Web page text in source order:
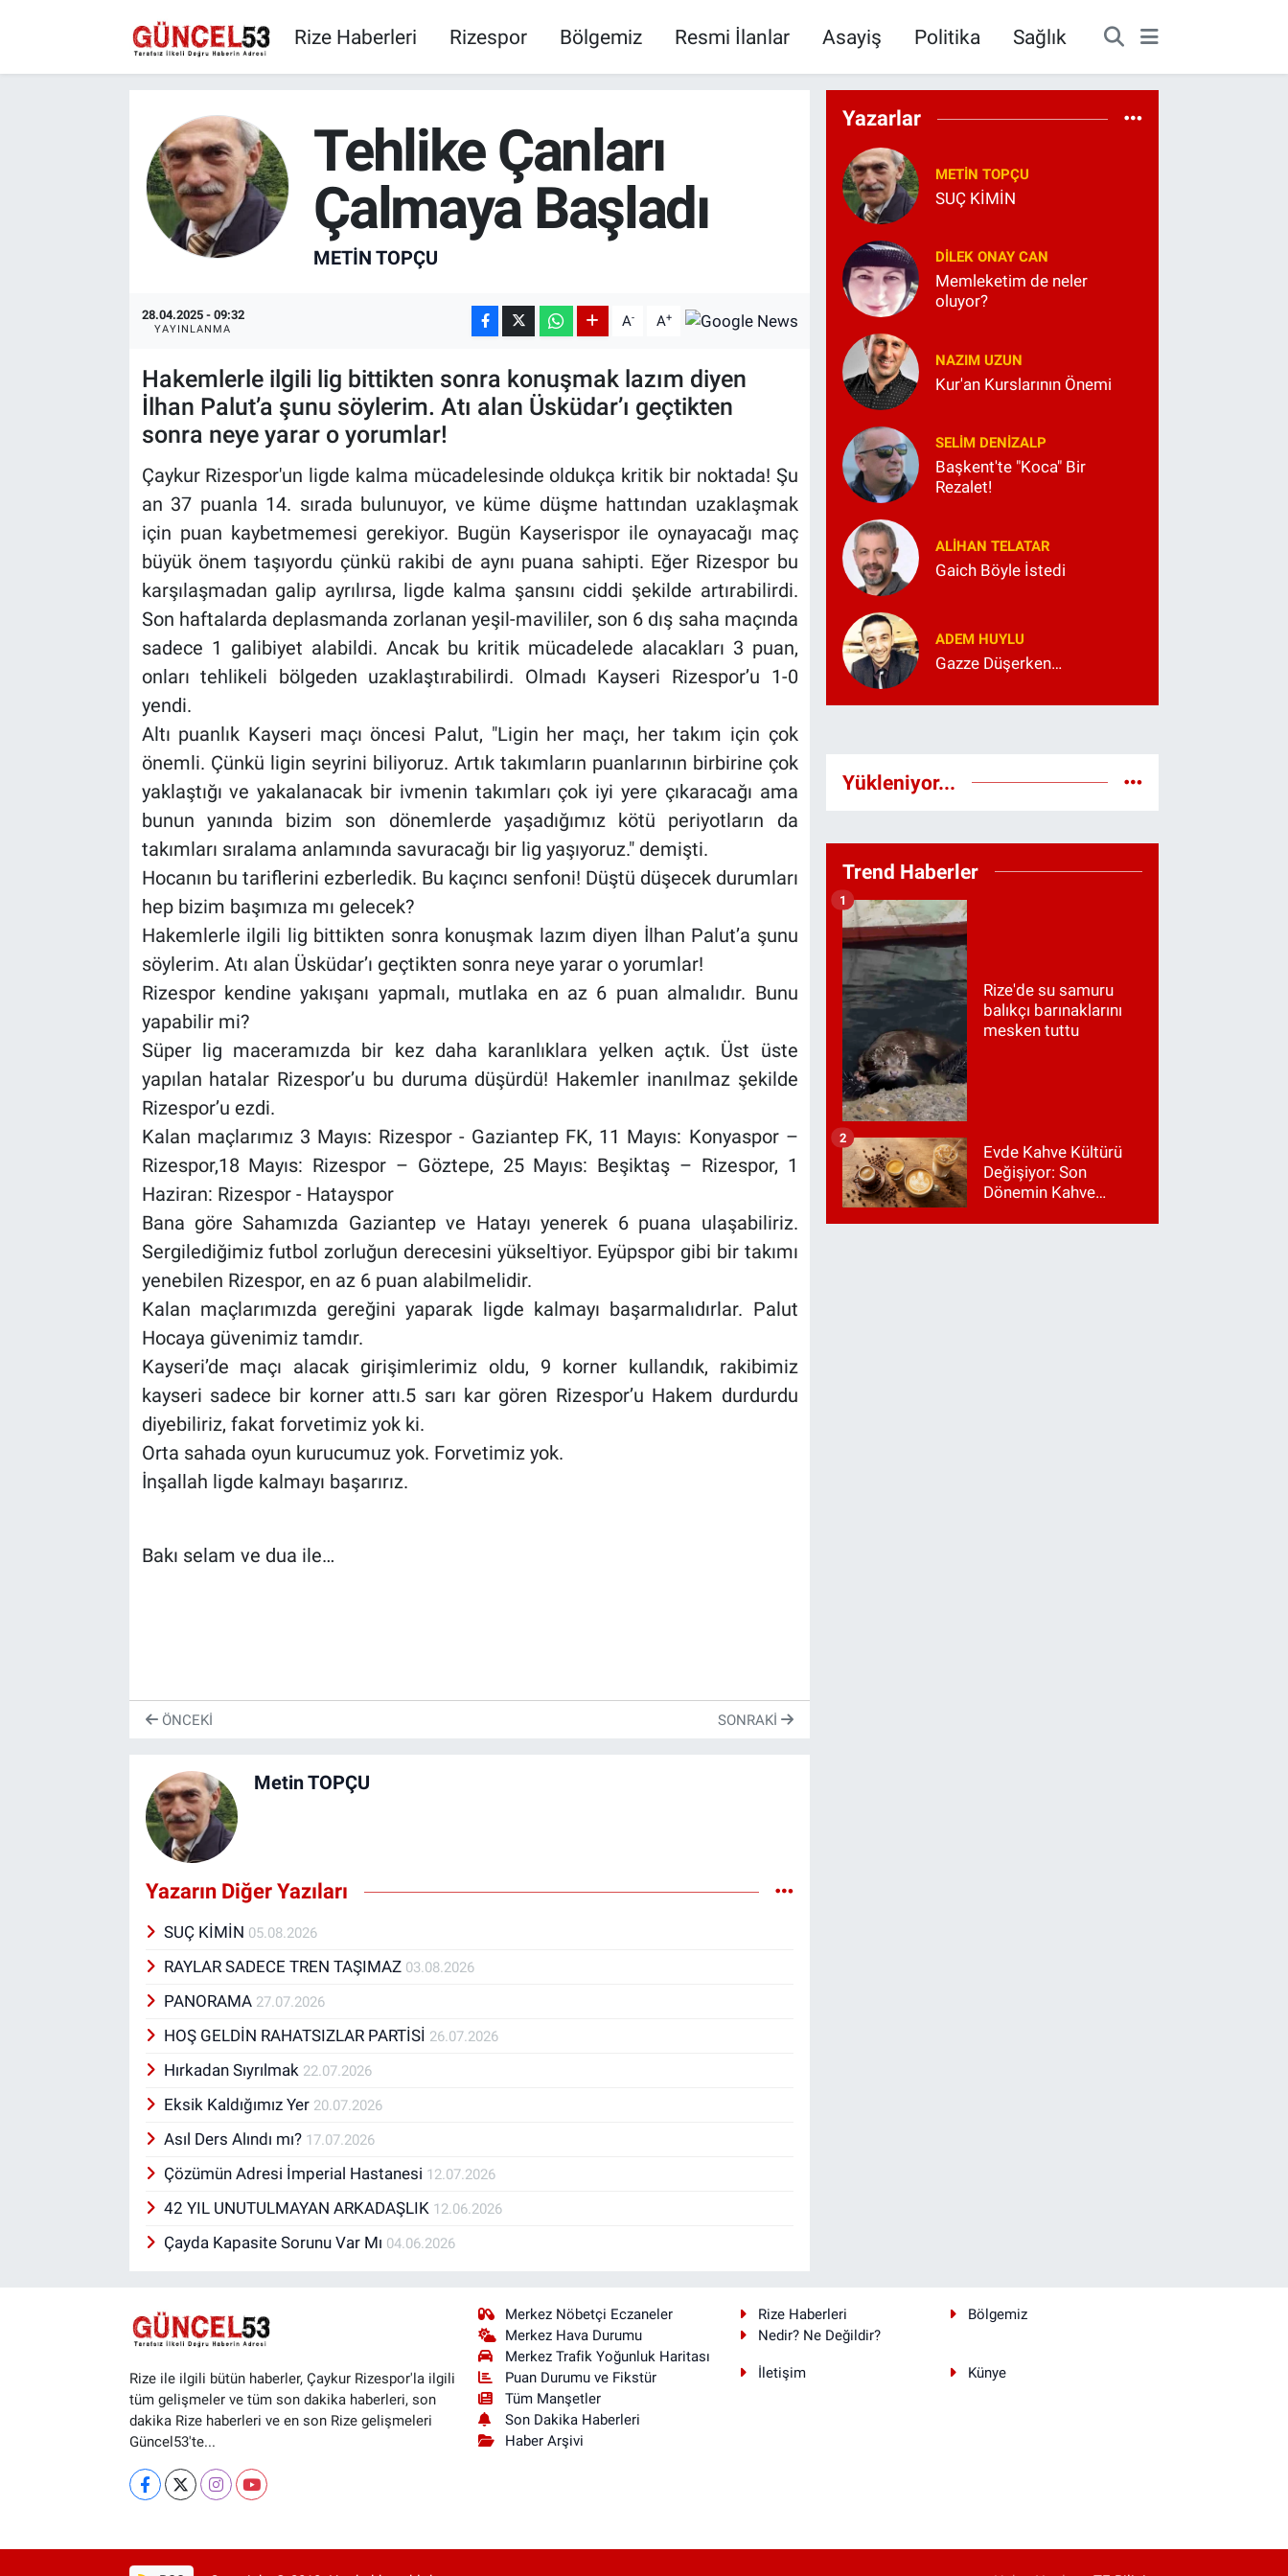
Rize Haberleri Rizespor Bölgemiz Resmi İlanlar Asayiş Politika Sağlık
Tehlike Çanları
Çalmaya Başladı
METIN TOPÇU
28.04.2025 - 09:32
YAYINLANMA A- A+
Hakemlerle ilgili lig bittikten sonra konuşmak lazım diyen
İlhan Palut’a şunu söylerim. Atı alan Üsküdar’ı geçtikten
sonra neye yarar o yorumlar!
Çaykur Rizespor'un ligde kalma mücadelesinde oldukça kritik bir noktada! Şu
an 37 puanla 14. sırada bulunuyor, ve küme düşme hattından uzaklaşmak
için puan kaybetmemesi gerekiyor. Bugün Kayserispor ile oynayacağı maç
büyük önem taşıyordu çünkü rakibi de aynı puana sahipti. Eğer Rizespor bu
karşılaşmadan galip ayrılırsa, ligde kalma şansını ciddi şekilde artırabilirdi.
Son haftalarda deplasmanda zorlanan yeşil-mavililer, son 6 dış saha maçında
sadece 1 galibiyet alabildi. Ancak bu kritik mücadelede alacakları 3 puan,
onları tehlikeli bölgeden uzaklaştırabilirdi. Olmadı Kayseri Rizespor’u 1-0
yendi.
Altı puanlık Kayseri maçı öncesi Palut, "Ligin her maçı, her takım için çok
önemli. Çünkü ligin seyrini biliyoruz. Artık takımların puanlarının birbirine çok
yaklaştığı ve yakalanacak bir ivmenin takımları çok iyi yere çıkaracağı ama
bunun yanında bizim son dönemlerde yaşadığımız kötü periyotların da
takımları sıralama anlamında savuracağı bir lig yaşıyoruz." demişti.
Hocanın bu tariflerini ezberledik. Bu kaçıncı senfoni! Düştü düşecek durumları
hep bizim başımıza mı gelecek?
Hakemlerle ilgili lig bittikten sonra konuşmak lazım diyen İlhan Palut’a şunu
söylerim. Atı alan Üsküdar’ı geçtikten sonra neye yarar o yorumlar!
Rizespor kendine yakışanı yapmalı, mutlaka en az 6 puan almalıdır. Bunu
yapabilir mi?
Süper lig maceramızda bir kez daha karanlıklara yelken açtık. Üst üste
yapılan hatalar Rizespor’u bu duruma düşürdü! Hakemler inanılmaz şekilde
Rizespor’u ezdi.
Kalan maçlarımız 3 Mayıs: Rizespor - Gaziantep FK, 11 Mayıs: Konyaspor –
Rizespor,18 Mayıs: Rizespor – Göztepe, 25 Mayıs: Beşiktaş – Rizespor, 1
Haziran: Rizespor - Hatayspor
Bana göre Sahamızda Gaziantep ve Hatayı yenerek 6 puana ulaşabiliriz.
Sergilediğimiz futbol zorluğun derecesini yükseltiyor. Eyüpspor gibi bir takımı
yenebilen Rizespor, en az 6 puan alabilmelidir.
Kalan maçlarımızda gereğini yaparak ligde kalmayı başarmalıdırlar. Palut
Hocaya güvenimiz tamdır.
Kayseri’de maçı alacak girişimlerimiz oldu, 9 korner kullandık, rakibimiz
kayseri sadece bir korner attı.5 sarı kar gören Rizespor’u Hakem durdurdu
diyebiliriz, fakat forvetimiz yok ki.
Orta sahada oyun kurucumuz yok. Forvetimiz yok.
İnşallah ligde kalmayı başarırız.
Bakı selam ve dua ile…
ÖNCEKI SONRAKI
Metin TOPÇU
Yazarın Diğer Yazıları
SUÇ KİMİN 05.08.2026
RAYLAR SADECE TREN TAŞIMAZ 03.08.2026
PANORAMA 27.07.2026
HOŞ GELDİN RAHATSIZLAR PARTİSİ 26.07.2026
Hırkadan Sıyrılmak 22.07.2026
Eksik Kaldığımız Yer 20.07.2026
Asıl Ders Alındı mı? 17.07.2026
Çözümün Adresi İmperial Hastanesi 12.07.2026
42 YIL UNUTULMAYAN ARKADAŞLIK 12.06.2026
Çayda Kapasite Sorunu Var Mı 04.06.2026
Yazarlar
METIN TOPÇU
SUÇ KİMİN
DILEK ONAY CAN
Memleketim de neler
oluyor?
NAZIM UZUN
Kur'an Kurslarının Önemi
SELIM DENİZALP
Başkent'te "Koca" Bir
Rezalet!
ALIHAN TELATAR
Gaich Böyle İstedi
ADEM HUYLU
Gazze Düşerken…
Yükleniyor...
Trend Haberler
Rize'de su samuru
balıkçı barınaklarını
mesken tuttu
1
Evde Kahve Kültürü
Değişiyor: Son
Dönemin Kahve
2
Rize ile ilgili bütün haberler, Çaykur Rizespor'la ilgili
tüm gelişmeler ve tüm son dakika haberleri, son
dakika Rize haberleri ve en son Rize gelişmeleri
Güncel53'te...
Merkez Nöbetçi Eczaneler
Merkez Hava Durumu
Merkez Trafik Yoğunluk Haritası
Puan Durumu ve Fikstür
Tüm Manşetler
Son Dakika Haberleri
Haber Arşivi
Rize Haberleri
Bölgemiz
Nedir? Ne Değildir?
İletişim Künye